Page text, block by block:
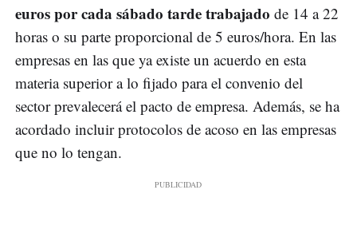
euros por cada sábado tarde trabajado de 14 a 22
horas o su parte proporcional de 5 euros/hora. En las
empresas en las que ya existe un acuerdo en esta
materia superior a lo fijado para el convenio del
sector prevalecerá el pacto de empresa. Además, se ha
acordado incluir protocolos de acoso en las empresas
que no lo tengan.